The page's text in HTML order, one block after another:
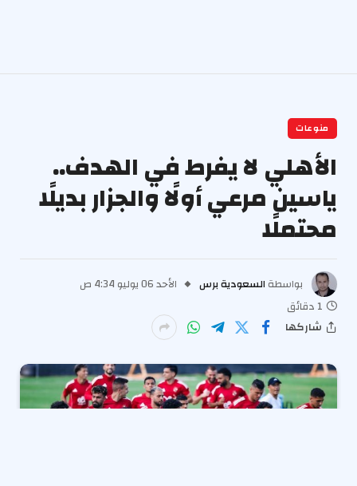
منوعات
الأهلي لا يفرط في الهدف..
ياسين مرعي أولًا والجزار بديلًا
محتملًا
بواسطة السعودية برس
الأحد 06 يوليو 4:34 ص
1 دقائق
شاركها